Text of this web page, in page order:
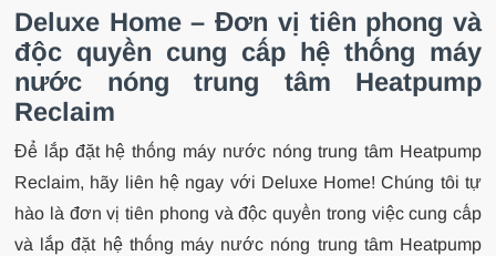
Deluxe Home – Đơn vị tiên phong và
độc quyền cung cấp hệ thống máy
nước nóng trung tâm Heatpump
Reclaim
Để lắp đặt hệ thống máy nước nóng trung tâm Heatpump
Reclaim, hãy liên hệ ngay với Deluxe Home! Chúng tôi tự
hào là đơn vị tiên phong và độc quyền trong việc cung cấp
và lắp đặt hệ thống máy nước nóng trung tâm Heatpump